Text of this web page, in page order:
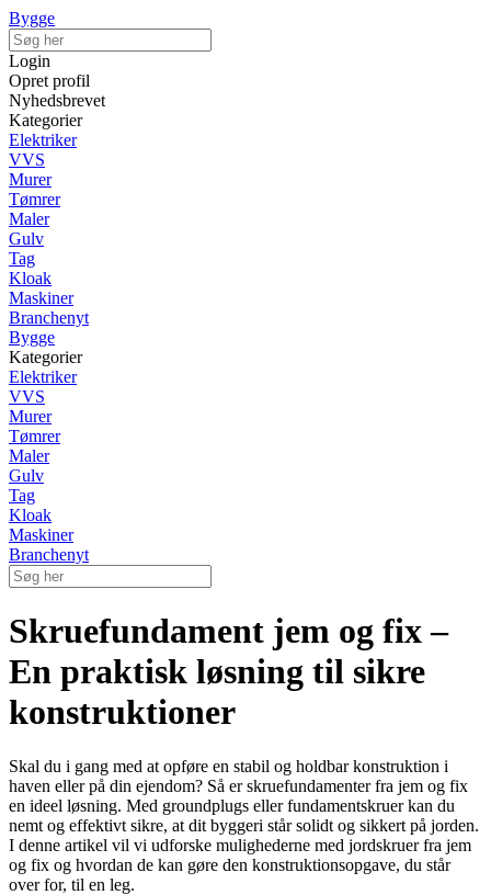
Bygge
Login
Opret profil
Nyhedsbrevet
Kategorier
Elektriker
VVS
Murer
Tømrer
Maler
Gulv
Tag
Kloak
Maskiner
Branchenyt
Bygge
Kategorier
Elektriker
VVS
Murer
Tømrer
Maler
Gulv
Tag
Kloak
Maskiner
Branchenyt
Skruefundament jem og fix –
En praktisk løsning til sikre
konstruktioner
Skal du i gang med at opføre en stabil og holdbar konstruktion i
haven eller på din ejendom? Så er skruefundamenter fra jem og fix
en ideel løsning. Med groundplugs eller fundamentskruer kan du
nemt og effektivt sikre, at dit byggeri står solidt og sikkert på jorden.
I denne artikel vil vi udforske mulighederne med jordskruer fra jem
og fix og hvordan de kan gøre den konstruktionsopgave, du står
over for, til en leg.